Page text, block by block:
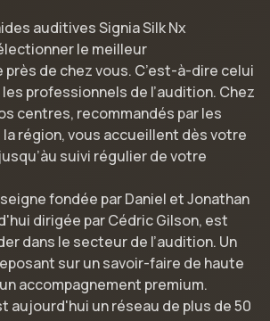
auditives Signia Silk Nx
le meilleur
de chez vous. C’est-à-dire celui
professionnels de l’audition. Chez
centres, recommandés par les
la région, vous accueillent dès votre
suivi régulier de votre
fondée par Daniel et Jonathan
dirigée par Cédric Gilson, est
dans le secteur de l’audition. Un
sur un savoir-faire de haute
accompagnement premium.
aujourd'hui un réseau de plus de 50